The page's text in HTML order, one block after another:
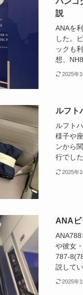
説
ANAを
した。
ックも
想、
2025年
ルフト
ルフト
様子や
ンから
行でし
2025年
ANAビ
や彼女
787-
説して
2025年